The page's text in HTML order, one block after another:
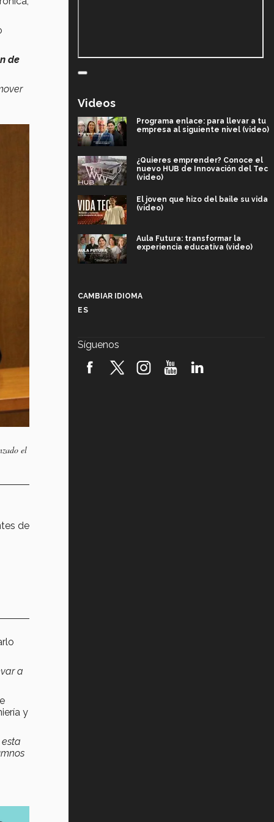
de
el
de
a
y
Videos
Programa enlace: para llevar a tu
empresa al siguiente nivel (video)
¿Quieres emprender? Conoce el
nuevo HUB de Innovación del Tec
(video)
El joven que hizo del baile su vida
(video)
Aula Futura: transformar la
experiencia educativa (video)
robótica FIRST 2026! (video)
CAMBIAR IDIOMA
ES
Síguenos